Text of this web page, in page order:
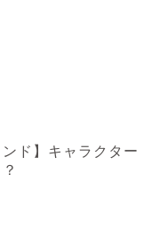
ド】キャラクター